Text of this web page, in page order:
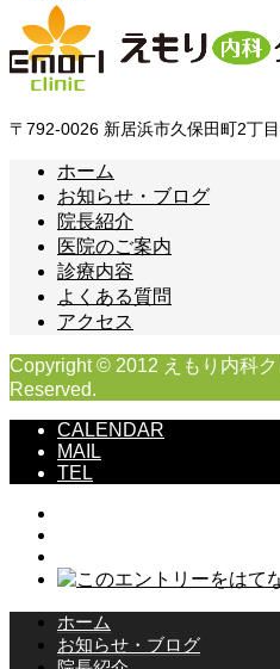
〒792-0026 新居浜市久保田町2
ホーム
お知らせ・ブログ
院長紹介
医院のご案内
診療内容
よくある質問
アクセス
Copyright © 2012 えもり内科
Reserved.
CALENDAR
MAIL
TEL
ホーム
お知らせ・ブログ